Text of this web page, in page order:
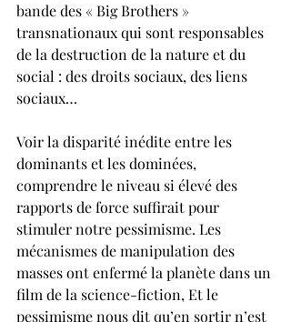
bande des « Big Brothers »
transnationaux qui sont responsables
de la destruction de la nature et du
social : des droits sociaux, des liens
sociaux…
Voir la disparité inédite entre les
dominants et les dominées,
comprendre le niveau si élevé des
rapports de force suffirait pour
stimuler notre pessimisme. Les
mécanismes de manipulation des
masses ont enfermé la planète dans un
film de la science-fiction, Et le
pessimisme nous dit qu’en sortir n’est